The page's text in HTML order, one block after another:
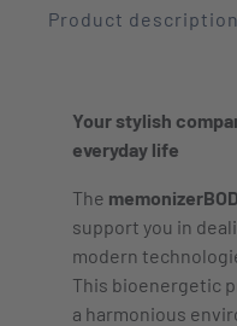
Product description
Your stylish
everyday life
The
support you in
modern
This bioenergetic
a harmonious